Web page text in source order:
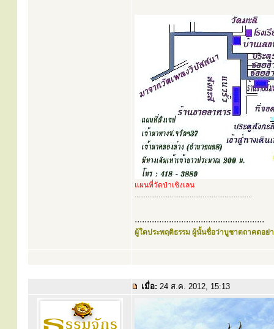
แผนที่วัดป่าเชิงเลน
................................................................
.....................................................
ผู้ใดประพฤติธรรม ผู้นั้นชื่อว่าบูชาตถาคตอย่า
เมื่อ: 24 ส.ค. 2012, 15:13